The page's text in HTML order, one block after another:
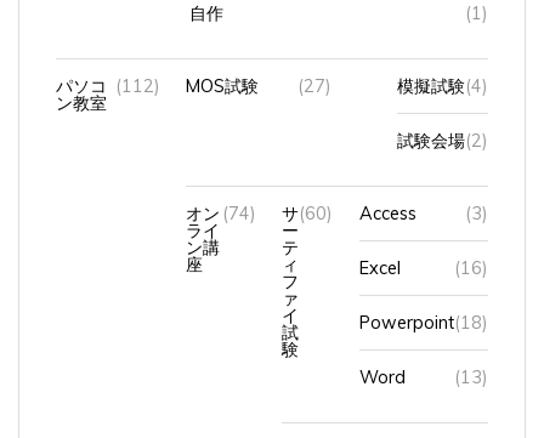
パソコ
ン教室
(112) MOS試験 (27) 模擬試験(4)
試験会場(2)
オン
ライ
ン講
座
(74) サ
ー
テ
ィ
フ
ァ
イ
試
験
(60) Access (3)
Excel (16)
Powerpoint(18)
Word (13)
タイピング (8)